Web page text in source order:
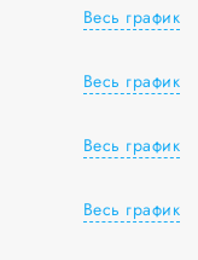
Весь график
Весь график
Весь график
Весь график